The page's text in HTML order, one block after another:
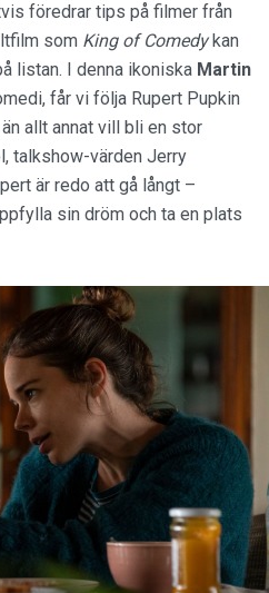
föredrar tips på filmer från
som King of Comedykan
listan. I denna ikoniska Martin
får vi följa Rupert Pupkin
allt annat vill bli en stor
talkshow-värden Jerry
är redo att gå långt –
sin dröm och ta en plats